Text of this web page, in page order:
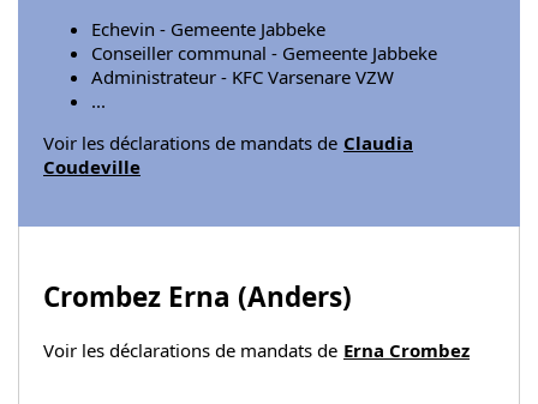
Echevin - Gemeente Jabbeke
Conseiller communal - Gemeente Jabbeke
Administrateur - KFC Varsenare VZW
...
Voir les déclarations de mandats de Claudia
Coudeville
Crombez Erna (Anders)
Voir les déclarations de mandats de Erna Crombez